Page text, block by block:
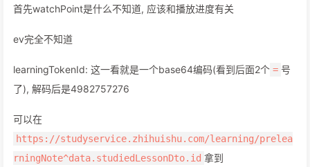
首先watchPoint是什么不知道, 应该和播放进度有关
ev完全不知道
learningTokenId: 这一看就是一个base64编码(看到后面2个 = 号
了), 解码后是4982757276
可以在
https://studyservice.zhihuishu.com/learning/prelea
rningNote^data.studiedLessonDto.id 拿到